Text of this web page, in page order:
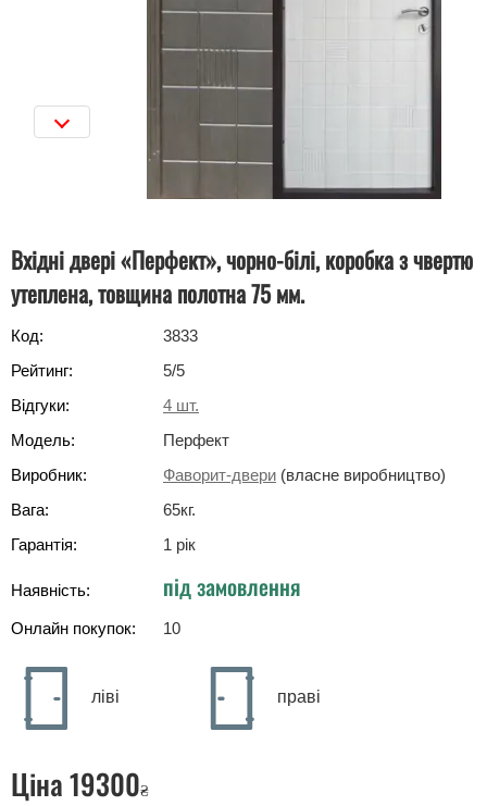
Вхідні двері «Перфект», чорно-білі, коробка з чвертю
утеплена, товщина полотна 75 мм.
Код:
3833
Рейтинг:
5/5
Відгуки:
4 шт.
Модель:
Перфект
Виробник:
Фаворит-двери (власне виробництво)
Вага:
65кг.
Гарантія:
1 рік
Наявність: під замовлення
Онлайн покупок: 10
ліві праві
Ціна19300₴